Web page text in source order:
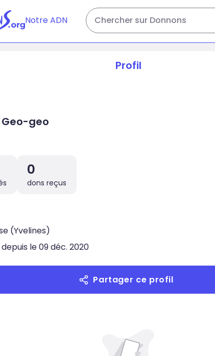
Notre ADN Chercher sur Donnons
Profil
Geo-geo
0
dons reçus
(Yvelines)
le 09 déc. 2020
Partager ce profil